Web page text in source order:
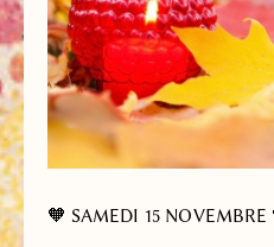
🧡 SAMEDI 15 NOVEMBRE